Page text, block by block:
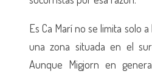
Es Ca Marí no se limita solo
una zona situada en el
Aunque Migjorn en